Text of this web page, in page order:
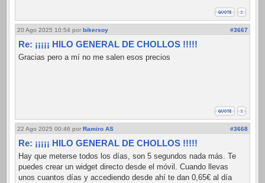
20 Ago 2025 10:54 por bikersoy #3667
Re: ¡¡¡¡¡ HILO GENERAL DE CHOLLOS !!!!!
Gracias pero a mí no me salen esos precios
22 Ago 2025 00:46 por Ramiro AS #3668
Re: ¡¡¡¡¡ HILO GENERAL DE CHOLLOS !!!!!
Hay que meterse todos los días, son 5 segundos nada más. Te
puedes crear un widget directo desde el móvil. Cuando llevas
unos cuantos días y accediendo desde ahí te dan 0,65€ al día